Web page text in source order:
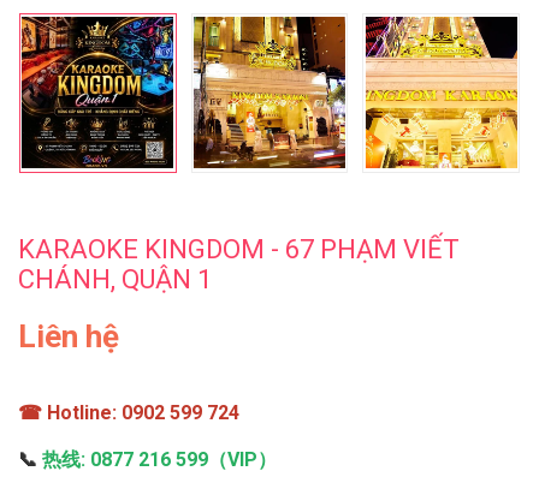
KARAOKE KINGDOM - 67 PHẠM VIẾT
CHÁNH, QUẬN 1
Liên hệ
☎ Hotline: 0902 599 724
📞 热线: 0877 216 599（VIP）